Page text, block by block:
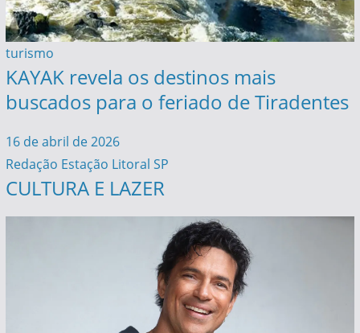
turismo
KAYAK revela os destinos mais
buscados para o feriado de Tiradentes
16 de abril de 2026
Redação Estação Litoral SP
CULTURA E LAZER